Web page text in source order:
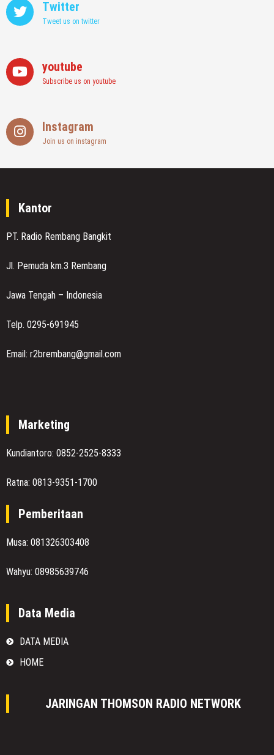
Twitter
Tweet us on twitter
youtube
Subscribe us on youtube
Instagram
Join us on instagram
Kantor
PT. Radio Rembang Bangkit
Jl. Pemuda km.3 Rembang
Jawa Tengah – Indonesia
Telp. 0295-691945
Email: r2brembang@gmail.com
Marketing
Kundiantoro: 0852-2525-8333
Ratna: 0813-9351-1700
Pemberitaan
Musa: 081326303408
Wahyu: 08985639746
Data Media
DATA MEDIA
HOME
JARINGAN THOMSON RADIO NETWORK